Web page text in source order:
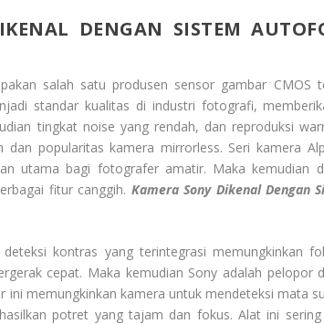
DENGAN SISTEM
salah satu produsen sensor gambar CMOS
standar kualitas di industri fotografi,
tingkat noise yang rendah, dan reproduksi
dan popularitas kamera mirrorless. Seri kamera
utama bagi fotografer amatir. Maka kemudian
fitur canggih. Kamera Sony Dikenal Dengan
kontras yang terintegrasi memungkinkan
cepat. Maka kemudian Sony adalah pelopor
ini memungkinkan kamera untuk mendeteksi mata
potret yang tajam dan fokus. Alat ini